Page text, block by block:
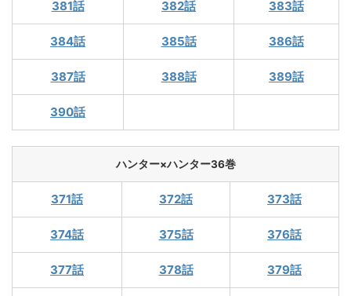
381話 382話 383話
384話 385話 386話
387話 388話 389話
390話
ハンター×ハンター36巻
371話 372話 373話
374話 375話 376話
377話 378話 379話